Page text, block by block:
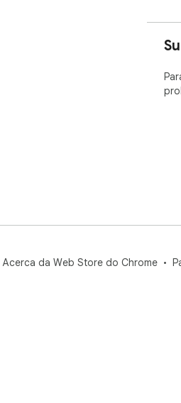
Acerca da Web Store do Chrome